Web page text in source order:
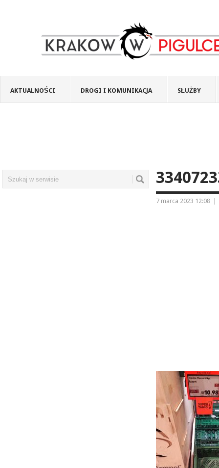
AKTUALNOŚCI DROGI I KOMUNIKACJA SŁUŻBY
7 marca 2023 12:08